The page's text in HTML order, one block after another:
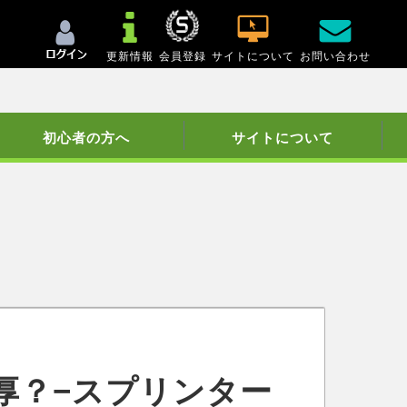
更新情報 会員登録 サイトについて お問い合わせ
初心者の方へ サイトについて
？−スプリンター